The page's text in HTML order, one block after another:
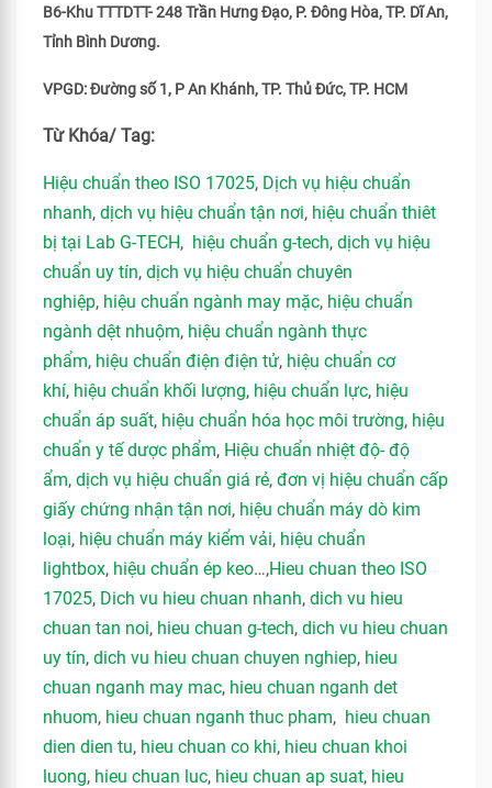
B6-Khu TTTDTT- 248 Trần Hưng Đạo, P. Đông Hòa, TP. Dĩ An,
Tỉnh Bình Dương.
VPGD: Đường số 1, P An Khánh, TP. Thủ Đức, TP. HCM
Từ Khóa/ Tag:
Hiệu chuẩn theo ISO 17025, Dịch vụ hiệu chuẩn
nhanh, dịch vụ hiệu chuẩn tận nơi, hiệu chuẩn thiêt
bị tại Lab G-TECH, hiệu chuẩn g-tech, dịch vụ hiệu
chuẩn uy tín, dịch vụ hiệu chuẩn chuyên
nghiệp, hiệu chuẩn ngành may mặc, hiệu chuẩn
ngành dệt nhuộm, hiệu chuẩn ngành thực
phẩm, hiệu chuẩn điện điện tử, hiệu chuẩn cơ
khí, hiệu chuẩn khối lượng, hiệu chuẩn lực, hiệu
chuẩn áp suất, hiệu chuẩn hóa học môi trường, hiệu
chuẩn y tế dược phẩm, Hiệu chuẩn nhiệt độ- độ
ẩm, dịch vụ hiệu chuẩn giá rẻ, đơn vị hiệu chuẩn cấp
giấy chứng nhận tận nơi, hiệu chuẩn máy dò kim
loại, hiệu chuẩn máy kiểm vải, hiệu chuẩn
lightbox, hiệu chuẩn ép keo…,Hieu chuan theo ISO
17025, Dich vu hieu chuan nhanh, dich vu hieu
chuan tan noi, hieu chuan g-tech, dich vu hieu chuan
uy tín, dich vu hieu chuan chuyen nghiep, hieu
chuan nganh may mac, hieu chuan nganh det
nhuom, hieu chuan nganh thuc pham, hieu chuan
dien dien tu, hieu chuan co khi, hieu chuan khoi
luong, hieu chuan luc, hieu chuan ap suat, hieu